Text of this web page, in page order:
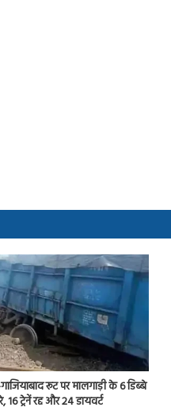
रूट पर मालगाड़ी के 6 डिब्बे
16 ट्रेनें रद्द और 24 डायवर्ट